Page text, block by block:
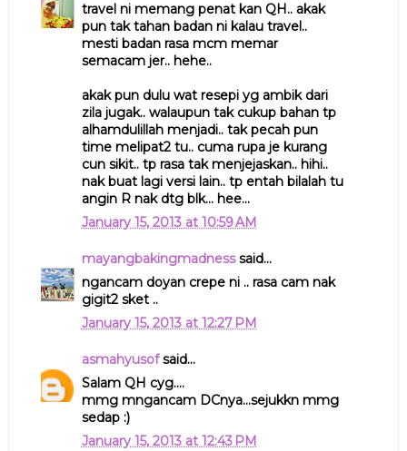
travel ni memang penat kan QH.. akak
pun tak tahan badan ni kalau travel..
mesti badan rasa mcm memar
semacam jer.. hehe..
akak pun dulu wat resepi yg ambik dari
zila jugak.. walaupun tak cukup bahan tp
alhamdulillah menjadi.. tak pecah pun
time melipat2 tu.. cuma rupa je kurang
cun sikit.. tp rasa tak menjejaskan.. hihi..
nak buat lagi versi lain.. tp entah bilalah tu
angin R nak dtg blk... hee...
January 15, 2013 at 10:59 AM
mayangbakingmadnesssaid...
ngancam doyan crepe ni .. rasa cam nak
gigit2 sket ..
January 15, 2013 at 12:27 PM
asmahyusofsaid...
Salam QH cyg....
mmg mngancam DCnya...sejukkn mmg
sedap :)
January 15, 2013 at 12:43 PM